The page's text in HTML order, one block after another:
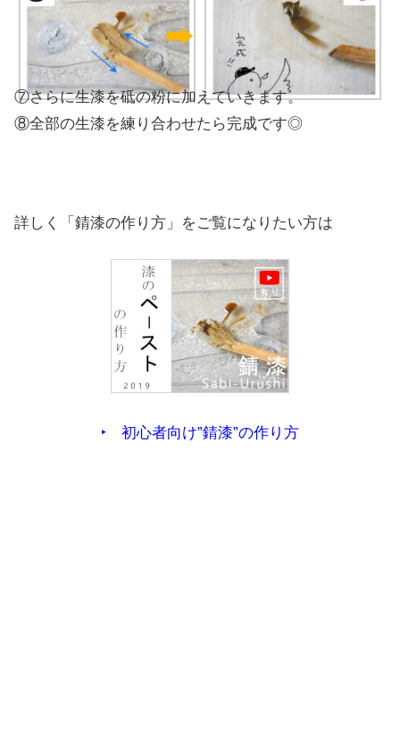
⑦さらに生漆を砥の粉に加えていきます。
⑧全部の生漆を練り合わせたら完成です◎
詳しく「錆漆の作り方」をご覧になりたい方は
‣ 初心者向け”錆漆”の作り方